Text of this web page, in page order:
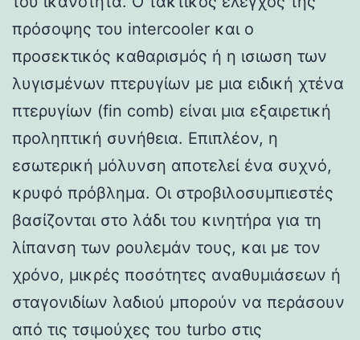
πρόσοψης του intercooler και ο
προσεκτικός καθαρισμός ή η ισιωση των
λυγισμένων πτερυγίων με μια ειδική χτένα
πτερυγίων (fin comb) είναι μια εξαιρετική
προληπτική συνήθεια. Επιπλέον, η
εσωτερική μόλυνση αποτελεί ένα συχνό,
κρυφό πρόβλημα. Οι στροβιλοσυμπιεστές
βασίζονται στο λάδι του κινητήρα για τη
λίπανση των ρουλεμάν τους, και με τον
χρόνο, μικρές ποσότητες αναθυμιάσεων ή
σταγονιδίων λαδιού μπορούν να περάσουν
από τις τσιμούχες του turbo στις